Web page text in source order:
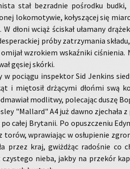
stał bez­rad­nie po­środ­ku
lo­ko­mo­ty­wie, ko­ły­szą­cej się
dłoni wciąż ści­skał uła­ma­ny
próby za­trzy­ma­nia
wzro­kiem wskaź­ni­ki
gę­siej skór­ki.
w po­cią­gu in­spek­tor Sid Jen­kins
i mię­to­sił drżą­cy­mi dłoń­mi swą
mo­dli­twy, po­le­ca­jąc duszę
"Mal­lard" A4 już dawno zje­cha­ła
po całej Bry­ta­nii. Po opusz­cze­niu
torów, wpra­wia­jąc w osłu­pie­nie
przez kraj, gwiż­dżąc ra­do­śnie co
nieba, jakby na prze­kór